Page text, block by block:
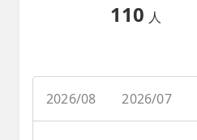
110 人
2026/08 2026/07